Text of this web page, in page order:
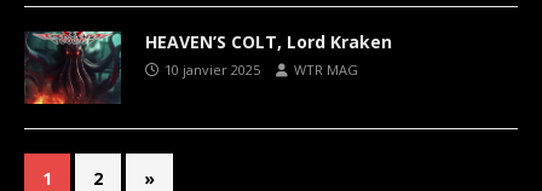
HEAVEN’S COLT, Lord Kraken
10 janvier 2025 WTR MAG
1 2 »